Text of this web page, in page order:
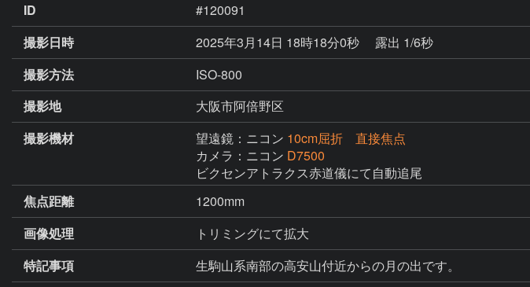
ID
#120091
撮影日時
2025年3月14日 18時18分0秒
露出 1/6秒
撮影方法
ISO-800
撮影地
大阪市阿倍野区
撮影機材
望遠鏡：ニコン 10cm屈折 直接焦点
カメラ：ニコン D7500
ビクセンアトラクス赤道儀にて自動追尾
焦点距離
1200mm
画像処理
トリミングにて拡大
特記事項
生駒山系南部の高安山付近からの月の出です。